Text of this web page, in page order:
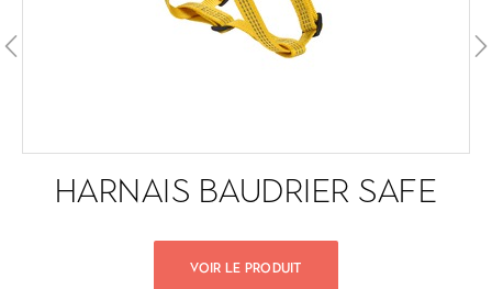
HARNAIS BAUDRIER SAFE
VOIR LE PRODUIT